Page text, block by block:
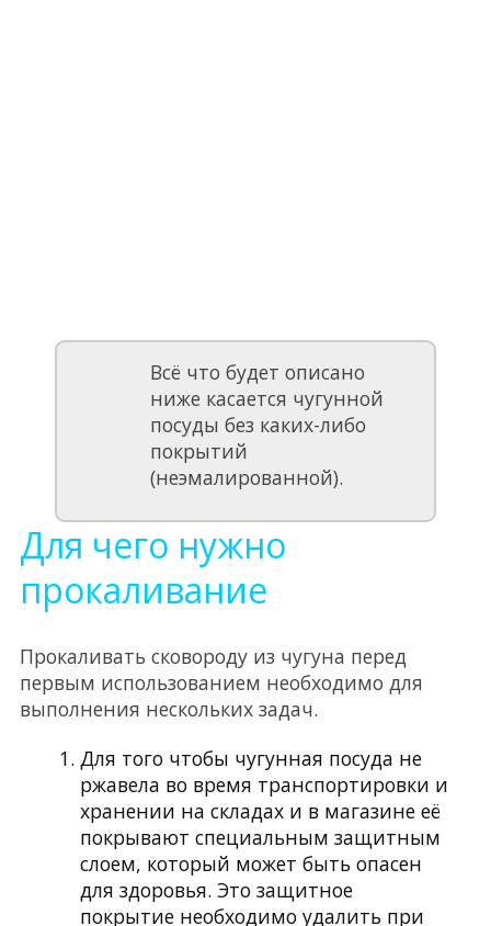
Всё что будет описано
ниже касается чугунной
посуды без каких-либо
покрытий
(неэмалированной).
Для чего нужно
прокаливание
Прокаливать сковороду из чугуна перед
первым использованием необходимо для
выполнения нескольких задач.
Для того чтобы чугунная посуда не
ржавела во время транспортировки и
хранении на складах и в магазине её
покрывают специальным защитным
слоем, который может быть опасен
для здоровья. Это защитное
покрытие необходимо удалить при